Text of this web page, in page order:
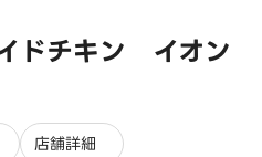
ドチキン イオン
件のレビュー
店舗詳細